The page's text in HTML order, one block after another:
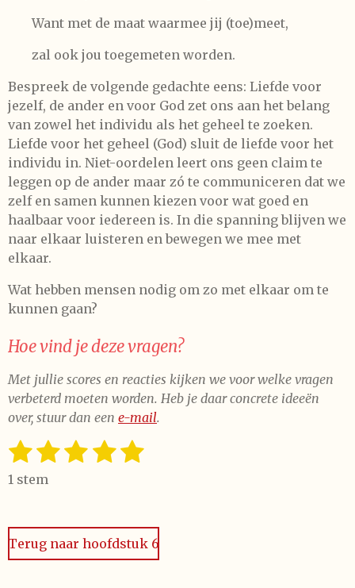
Want met de maat waarmee jij (toe)meet,
zal ook jou toegemeten worden.
Bespreek de volgende gedachte eens: Liefde voor
jezelf, de ander en voor God zet ons aan het belang
van zowel het individu als het geheel te zoeken.
Liefde voor het geheel (God) sluit de liefde voor het
individu in. Niet-oordelen leert ons geen claim te
leggen op de ander maar zó te communiceren dat we
zelf en samen kunnen kiezen voor wat goed en
haalbaar voor iedereen is. In die spanning blijven we
naar elkaar luisteren en bewegen we mee met
elkaar.
Wat hebben mensen nodig om zo met elkaar om te
kunnen gaan?
Hoe vind je deze vragen?
Met jullie scores en reacties kijken we voor welke vragen
verbeterd moeten worden. Heb je daar concrete ideeën
over, stuur dan een e-mail.
R
a
t
n
g
:
1
s
e
r
2
s
e
r
3
e
r
4
e
r
5
e
r
S
e
n
1 stem
Terug naar hoofdstuk 6